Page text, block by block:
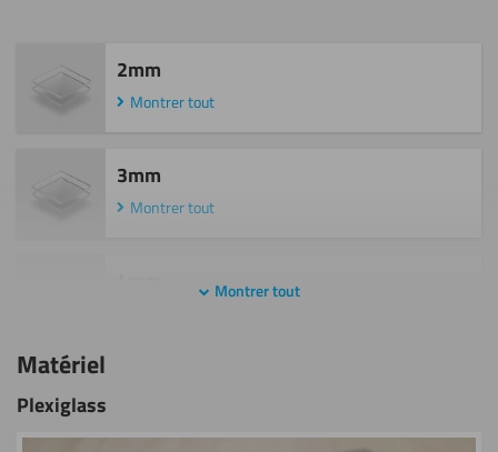
2mm
Montrer tout
3mm
Montrer tout
Montrer tout
Matériel
Plexiglass